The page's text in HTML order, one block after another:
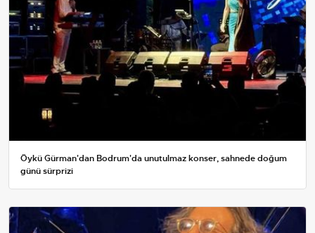
Öykü Gürman'dan Bodrum'da unutulmaz konser, sahnede doğum
günü sürprizi